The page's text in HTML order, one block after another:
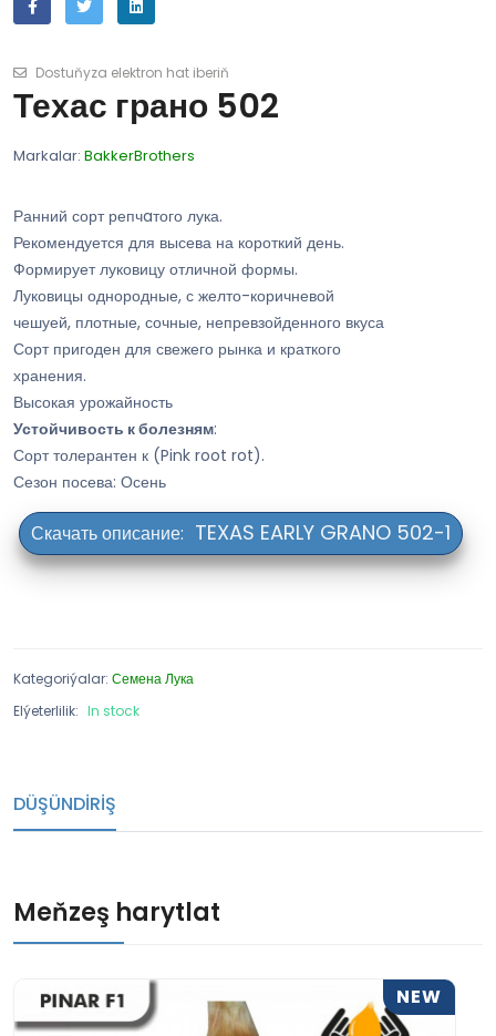
Dostuňyza elektron hat iberiň
Техас грано 502
Markalar: BakkerBrothers
Ранний сорт репчaтого лука.
Рекомендуется для высева на короткий день.
Формирует луковицу отличной формы.
Луковицы однородные, с желто-коричневой
чешуей, плотные, сочные, непревзойденного вкуса
Сорт пригоден для свежего рынка и краткого
хранения.
Высокая урожайность
Устойчивость к болезням:
Сорт толерантен к (Pink root rot).
Сезон посева: Осень
TEXAS EARLY GRANO 502-1
Kategoriýalar: Семена Лука
Elýeterlilik: In stock
DÜŞÜNDIRIŞ
Meňzeş harytlat
NEW